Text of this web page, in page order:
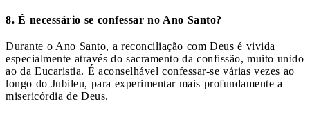
8. É necessário se confessar no Ano Santo?
Durante o Ano Santo, a reconciliação com Deus é vivida
especialmente através do sacramento da confissão, muito unido
ao da Eucaristia. É aconselhável confessar-se várias vezes ao
longo do Jubileu, para experimentar mais profundamente a
misericórdia de Deus.